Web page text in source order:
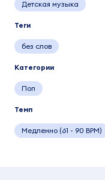
Детская музыка
Теги
без слов
Категории
Поп
Темп
Медленно (61 - 90 BPM)